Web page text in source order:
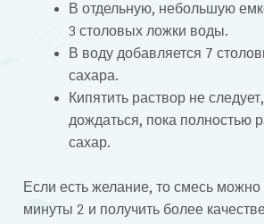
В отдельную, небольшую
3 столовых ложки воды.
В воду добавляется 7
сахара.
Кипятить раствор не
дождаться, пока полностью
сахар.
Если есть желание, то смесь можно
минуты 2 и получить более